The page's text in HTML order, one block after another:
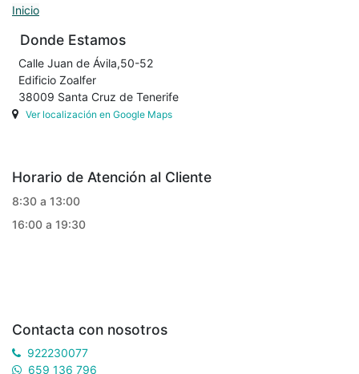
Inicio
Donde Estamos
Calle Juan de Ávila,50-52
Edificio Zoalfer
38009 Santa Cruz de Tenerife
Ver localización en Google Maps
Horario de Atención al Cliente
8:30 a 13:00
16:00 a 19:30
Contacta con nosotros
922230077
659 136 796